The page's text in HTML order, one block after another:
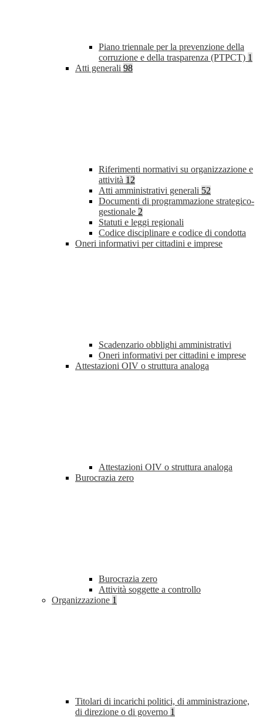
Piano triennale per la prevenzione della
corruzione e della trasparenza (PTPCT) 1
Atti generali 98
Riferimenti normativi su organizzazione e
attività 12
Atti amministrativi generali 52
Documenti di programmazione strategico-
gestionale 2
Statuti e leggi regionali
Codice disciplinare e codice di condotta
Oneri informativi per cittadini e imprese
Scadenzario obblighi amministrativi
Oneri informativi per cittadini e imprese
Attestazioni OIV o struttura analoga
Attestazioni OIV o struttura analoga
Burocrazia zero
Burocrazia zero
Attività soggette a controllo
Organizzazione 1
Titolari di incarichi politici, di amministrazione,
di direzione o di governo 1